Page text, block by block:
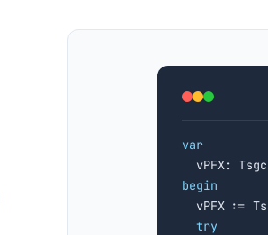
var
begin
vPFX :=
try